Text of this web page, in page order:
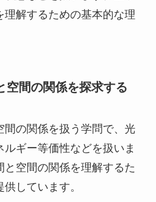
理解するための基本的な理
空間の関係を探求する
間の関係を扱う学問で、光
ギー等価性などを扱いま
空間の関係を理解するた
しています。